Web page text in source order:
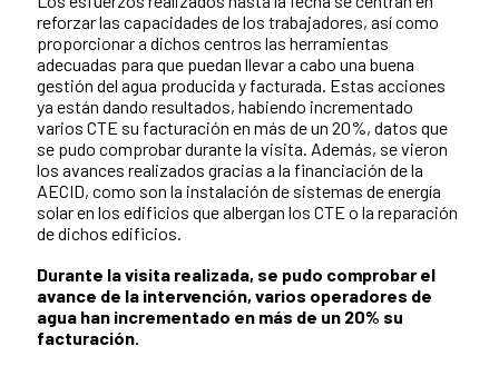
reforzar las capacidades de los trabajadores, así como
proporcionar a dichos centros las herramientas
adecuadas para que puedan llevar a cabo una buena
gestión del agua producida y facturada. Estas acciones
ya están dando resultados, habiendo incrementado
varios CTE su facturación en más de un 20%, datos que
se pudo comprobar durante la visita. Además, se vieron
los avances realizados gracias a la financiación de la
AECID, como son la instalación de sistemas de energía
solar en los edificios que albergan los CTE o la reparación
de dichos edificios.
Durante la visita realizada, se pudo comprobar el
avance de la intervención, varios operadores de
agua han incrementado en más de un 20% su
facturación.